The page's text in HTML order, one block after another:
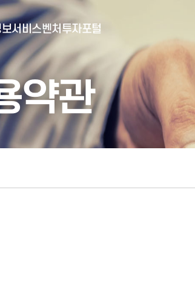
서비스
시보드
자실적
민간벤처통계
계/연구 보고서
벤처투자포털
- 포털소개
- BI소개
약관